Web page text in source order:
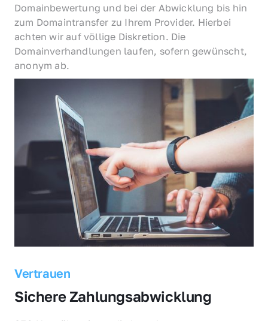
Domainbewertung und bei der Abwicklung bis hin
zum Domaintransfer zu Ihrem Provider. Hierbei
achten wir auf völlige Diskretion. Die
Domainverhandlungen laufen, sofern gewünscht,
anonym ab.
Vertrauen
Sichere Zahlungsabwicklung